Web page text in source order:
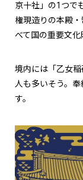
京十社」の1つで
権現造りの本殿
べて国の重要文化
境内には「乙女
人も多いそう。
す。